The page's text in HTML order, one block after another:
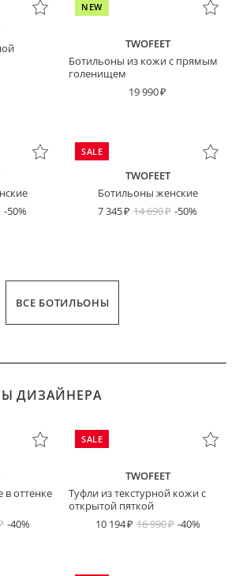
NEW
TWOFEET
Ботильоны из кожи с прямым
голенищем
19 990
-50%
SALE
TWOFEET
Ботильоны женские
7 345
14 690 -50%
ВСЕ БОТИЛЬОНЫ
ДИЗАЙНЕРА
оттенке
-40%
SALE
TWOFEET
Туфли из текстурной кожи с
открытой пяткой
10 194
16 990 -40%